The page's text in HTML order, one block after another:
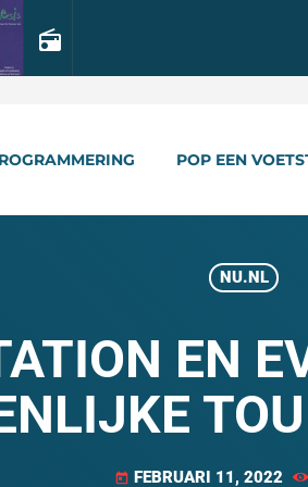
radio
POP EEN
NU.NL
EN
today FEBRUARI 11, 2022